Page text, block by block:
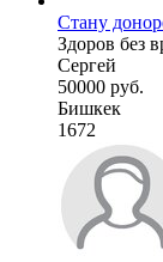
Стану
Здоров без
Сергей
50000 руб.
Бишкек
1672